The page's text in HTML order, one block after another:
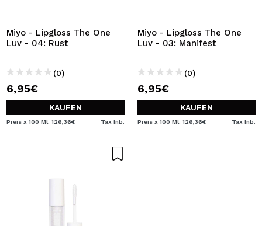
Miyo - Lipgloss The One
Luv - 04: Rust
(0)
6,95€
KAUFEN
Preis x 100 Ml: 126,36€ Tax Inb.
Miyo - Lipgloss The One
Luv - 03: Manifest
(0)
6,95€
KAUFEN
Preis x 100 Ml: 126,36€ Tax Inb.